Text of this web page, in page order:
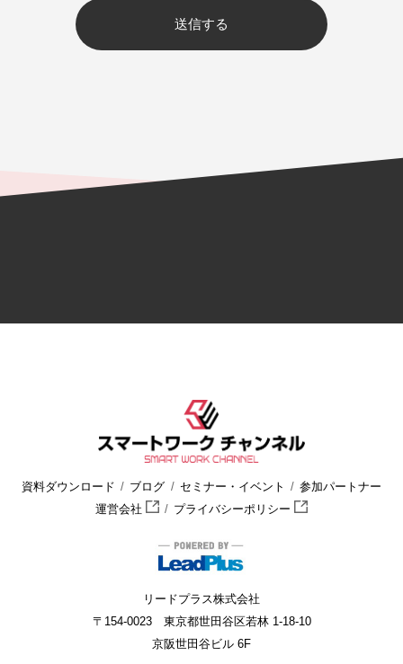
資料ダウンロード ブログ セミナー・イベント
参加パートナー
運営会社
プライバシーポリシー
リードプラス株式会社
〒154-0023 東京都世田谷区若林 1-18-10
京阪世田谷ビル 6F